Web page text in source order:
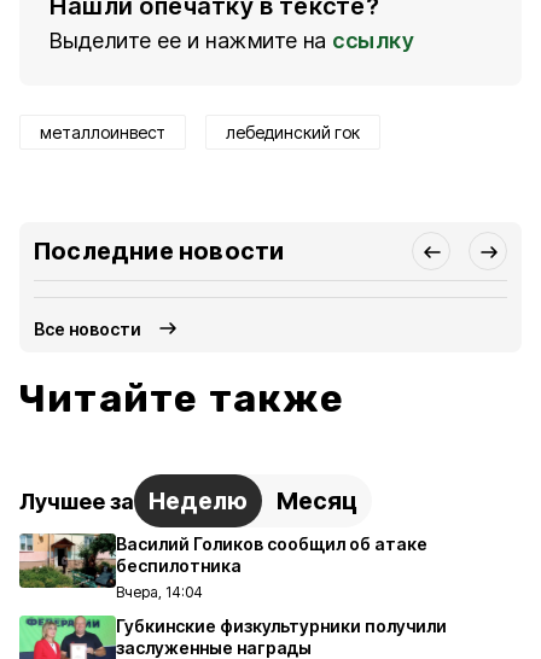
Нашли опечатку в тексте?
Выделите ее и нажмите на ссылку
металлоинвест лебединский гок
Последние новости
Все новости
Читайте также
Лучшее за Неделю Месяц
Василий Голиков сообщил об атаке
беспилотника
Вчера, 14:04
Губкинские физкультурники получили
заслуженные награды